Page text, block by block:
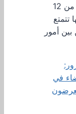
على زيادة النقاط الجزائية من 12
تتمتع
أمور
في
معرضون